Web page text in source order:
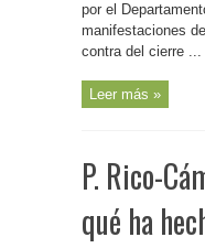
por el
manifestaciones
contra del cierre ...
Leer más »
P. Rico-
qué ha